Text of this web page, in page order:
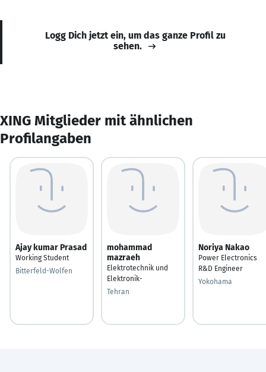
Logg Dich jetzt ein, um das ganze Profil zu
sehen.
XING Mitglieder mit ähnlichen
Profilangaben
Ajay kumar Prasad
Working Student
Bitterfeld-Wolfen
mohammad
mazraeh
Elektrotechnik und
Elektronik-
Tehran
Noriya Nakao
Power Electronics
R&D Engineer
Yokohama